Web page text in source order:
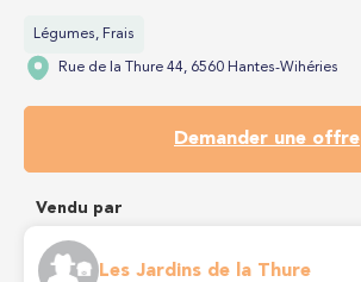
Légumes, Frais
Rue de la Thure 44, 6560 Hantes-Wihéries
Demander une offre
Vendu par
Les Jardins de la Thure